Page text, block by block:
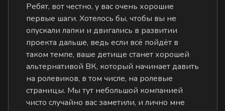
Ребят, вот честно, у вас очень хорошие
первые шаги. Хотелось бы, чтобы вы не
опускали лапки и двигались в развитии
проекта дальше, ведь если всё пойдёт в
таком темпе, ваше детище станет хорошей
альтернативой ВК, который начинает давить
на ролевиков, в том числе, на ролевые
страницы. Мы тут небольшой компанией
чисто случайно вас заметили, и лично мне